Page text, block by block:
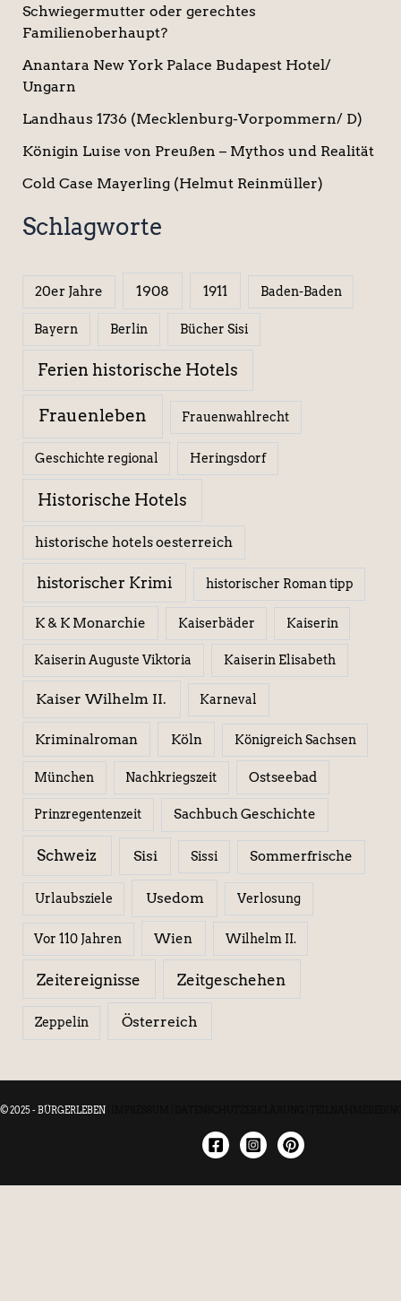
Schwiegermutter oder gerechtes
Familienoberhaupt?
Anantara New York Palace Budapest Hotel/
Ungarn
Landhaus 1736 (Mecklenburg-Vorpommern/ D)
Königin Luise von Preußen – Mythos und Realität
Cold Case Mayerling (Helmut Reinmüller)
Schlagworte
20er Jahre 1908 1911 Baden-Baden
Bayern Berlin Bücher Sisi
Ferien historische Hotels
Frauenleben Frauenwahlrecht
Geschichte regional Heringsdorf
Historische Hotels
historische hotels oesterreich
historischer Krimi historischer Roman tipp
K & K Monarchie Kaiserbäder Kaiserin
Kaiserin Auguste Viktoria Kaiserin Elisabeth
Kaiser Wilhelm II. Karneval
Kriminalroman Köln Königreich Sachsen
München Nachkriegszeit Ostseebad
Prinzregentenzeit Sachbuch Geschichte
Schweiz Sisi Sissi Sommerfrische
Urlaubsziele Usedom Verlosung
Vor 110 Jahren Wien Wilhelm II.
Zeitereignisse Zeitgeschehen
Zeppelin Österreich
© 2025 - BÜRGERLEBEN